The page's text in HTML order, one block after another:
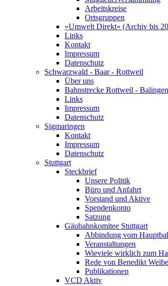
Arbeitskreise
Ortsgruppen
»Umwelt Direkt« (Archiv bis
Links
Kontakt
Impressum
Datenschutz
Schwarzwald - Baar - Rottweil
Über uns
Bahnstrecke Rottweil - Balingen
Links
Impressum
Datenschutz
Sigmaringen
Kontakt
Impressum
Datenschutz
Stuttgart
Steckbrief
Unsere Politik
Büro und Anfahrt
Vorstand und Aktive
Spendenkonto
Satzung
Gäubahnkomitee Stuttgart
Abbindung vom
Veranstaltungen
Wieviele wirklich zum
Rede von Benedikt
Publikationen
VCD Aktiv